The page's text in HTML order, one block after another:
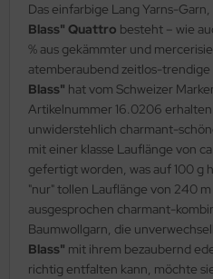
Das einfarbige Lang Yarns-
Blass" Quattro besteht – wie
% aus gekämmter und
atemberaubend zeitlos-trendige
Blass" hat vom Schweizer
Artikelnummer 16.0206
unwiderstehlich charmant-
mit einer klasse Lauflänge von
gefertigt worden, was auf 100 g
"nur" tollen Lauflänge von 240
ausgesprochen charmant-
Baumwollgarn, die
Blass" mit ihrem bezaubernd
richtig entfalten kann, möchte